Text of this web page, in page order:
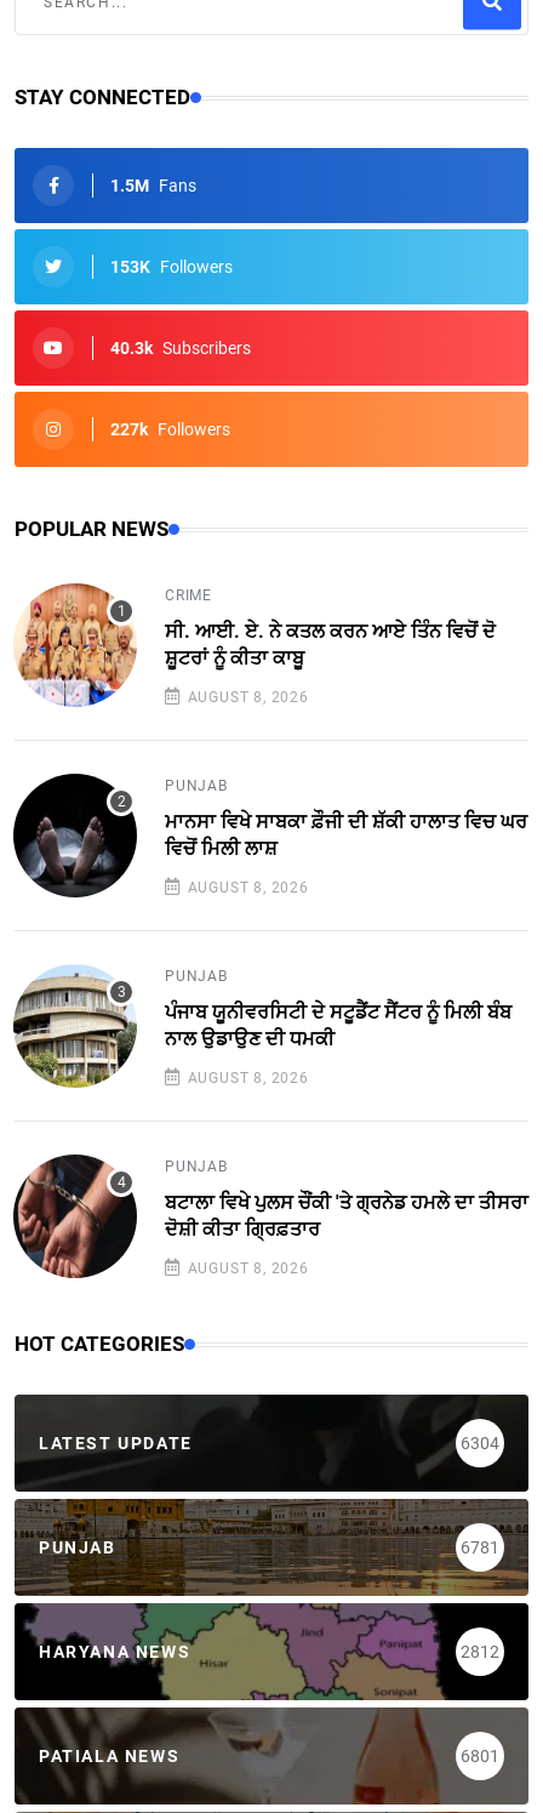
STAY CONNECTED
1.5M Fans
153K Followers
40.3k Subscribers
227k Followers
POPULAR NEWS
CRIME
ਸੀ. ਆਈ. ਏ. ਨੇ ਕਤਲ ਕਰਨ ਆਏ ਤਿੰਨ ਵਿਚੋਂ ਦੋ
ਸ਼ੂਟਰਾਂ ਨੂੰ ਕੀਤਾ ਕਾਬੂ
AUGUST 8, 2026
PUNJAB
ਮਾਨਸਾ ਵਿਖੇ ਸਾਬਕਾ ਫ਼ੌਜੀ ਦੀ ਸ਼ੱਕੀ ਹਾਲਾਤ ਵਿਚ ਘਰ
ਵਿਚੋਂ ਮਿਲੀ ਲਾਸ਼
AUGUST 8, 2026
PUNJAB
ਪੰਜਾਬ ਯੂਨੀਵਰਸਿਟੀ ਦੇ ਸਟੂਡੈਂਟ ਸੈਂਟਰ ਨੂੰ ਮਿਲੀ ਬੰਬ
ਨਾਲ ਉਡਾਉਣ ਦੀ ਧਮਕੀ
AUGUST 8, 2026
PUNJAB
ਬਟਾਲਾ ਵਿਖੇ ਪੁਲਸ ਚੌਂਕੀ 'ਤੇ ਗ੍ਰਨੇਡ ਹਮਲੇ ਦਾ ਤੀਸਰਾ
ਦੋਸ਼ੀ ਕੀਤਾ ਗ੍ਰਿਫ਼ਤਾਰ
AUGUST 8, 2026
HOT CATEGORIES
LATEST UPDATE 6304
PUNJAB 6781
HARYANA NEWS 2812
PATIALA NEWS 6801